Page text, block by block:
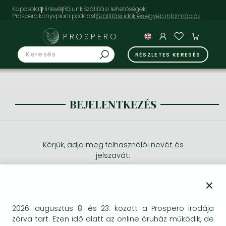
KapcsolatHírlevélRólunkSzállítási lehetőségek
Prospero könyvpiaci podcast
PROSPERO
RÉSZLETES KERESÉS
BEJELENTKEZÉS
Kérjük, adja meg felhasználói nevét és
jelszavát:
×
2026. augusztus 8. és 23. között a Prospero irodája
zárva tart. Ezen idő alatt az online áruház működik, de